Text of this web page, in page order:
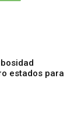
estados para